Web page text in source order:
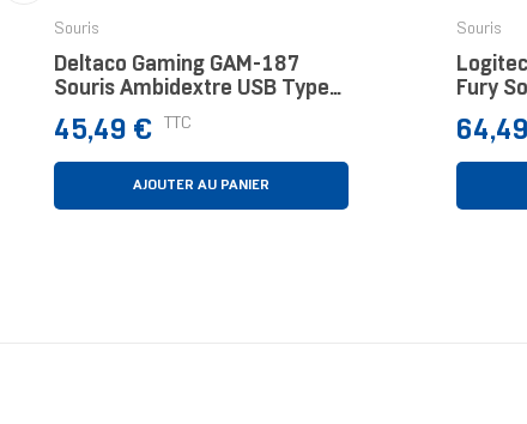
Souris
Deltaco Gaming GAM-187
Souris Ambidextre USB Type-
A Optique 12400 DPI
Prix
45,49 € TTC
AJOUTER AU PANIER
Souris
Fury
A
Prix